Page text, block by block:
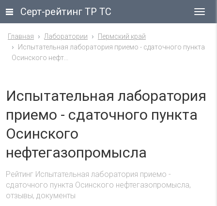
Серт-рейтинг ТР ТС
Главная Лаборатории
Пермский край
Испытательная лаборатория приемо - сдаточного пункта
Осинского нефт...
Испытательная лаборатория
приемо - сдаточного пункта
Осинского
нефтегазопромысла
Рейтинг Испытательная лаборатория приемо -
сдаточного пункта Осинского нефтегазопромысла,
отзывы, документы